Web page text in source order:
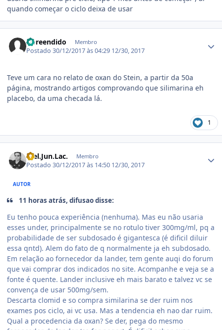
quando começar o ciclo deixa de usar
Apreendido Membro
Postado30/12/2017 às 04:29 12/30, 2017
Teve um cara no relato de oxan do Stein, a partir da 50a
página, mostrando artigos comprovando que silimarina eh
placebo, da uma checada lá.
1
Wel.Jun.Lac. Membro
Postado30/12/2017 às 14:50 12/30, 2017
AUTOR
11 horas atrás, difusao disse:
Eu tenho pouca experiência (nenhuma). Mas eu não usaria
esses under, principalmente se no rotulo tiver 300mg/ml, pq a
probabilidade de ser subdosado é gigantesca (é dificil diluir
essa qntd). Alem do fato de q normalmente ja eh subdosado.
Em relação ao fornecedor da lander, tem gente auqi do forum
que vai comprar dos indicados no site. Acompanhe e veja se a
fonte é quente. Lander inclusive eh mais barato e talvez vc se
convença de usar 500mg/sem.
Descarta clomid e so compra similarina se der ruim nos
exames pos ciclo, ai vc usa. Mas a tendencia eh nao dar ruim.
Qual a procedencia da oxan? Se der, pega do mesmo